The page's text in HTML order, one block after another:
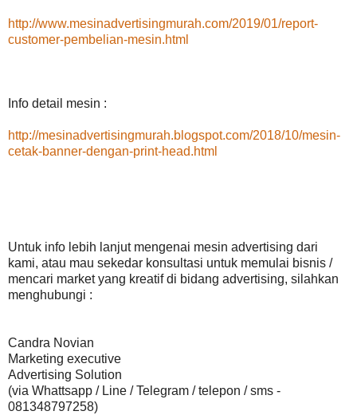
http://www.mesinadvertisingmurah.com/2019/01/report-
customer-pembelian-mesin.html
Info detail mesin :
http://mesinadvertisingmurah.blogspot.com/2018/10/mesin-
cetak-banner-dengan-print-head.html
Untuk info lebih lanjut mengenai mesin advertising dari
kami, atau mau sekedar konsultasi untuk memulai bisnis /
mencari market yang kreatif di bidang advertising, silahkan
menghubungi :
Candra Novian
Marketing executive
Advertising Solution
(via Whattsapp / Line / Telegram / telepon / sms -
081348797258)